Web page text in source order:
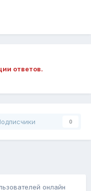
ответов.
0
онлайн